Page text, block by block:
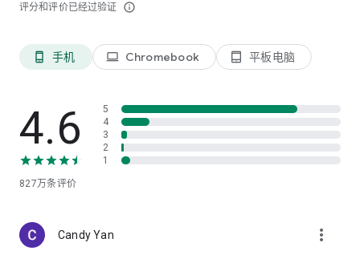
• 将重要信息(如订阅密码)存储在数字保险箱*中。
*通过个人账户使用 Microsoft Teams 时可用。
Microsoft Teams 工作试用订阅。如果不确定公司的订阅或有权
访问的服务，请访问 Office.com/Teams 以了解详细信息，或
联系你的 IT 部门。
aka.ms/eulateamsmobile)和隐私条款(请参见
aka.ms/EUContractSummary
评分和评价已经过验证 info_outline
phone_android 手机 laptop Chromebook tablet_android 平板电脑
4.6
827万条评价
5
4
3
2
1
Candy Yan more_vert